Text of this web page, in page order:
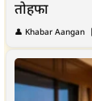
तोहफा
👤 Khabar Aangan